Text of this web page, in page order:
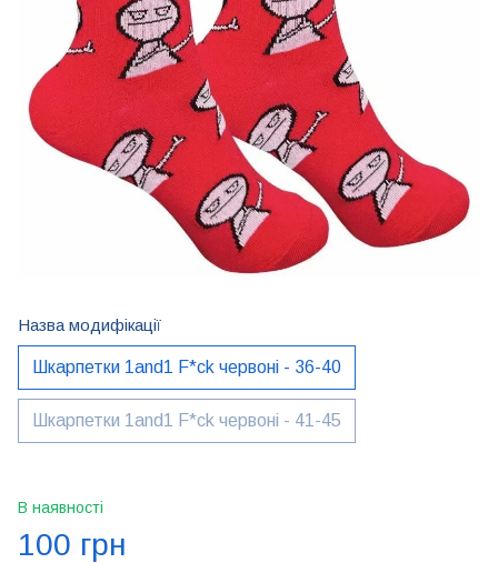
Назва модифікації
Шкарпетки 1and1 F*ck червоні - 36-40
Шкарпетки 1and1 F*ck червоні - 41-45
В наявності
100 грн